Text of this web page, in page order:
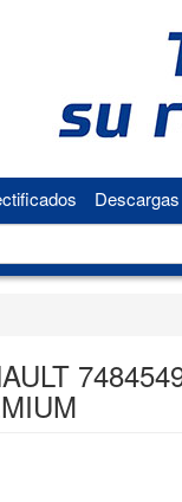
Descargas